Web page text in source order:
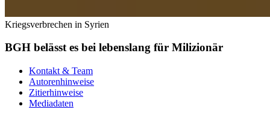
Kriegsverbrechen in Syrien
BGH belässt es bei lebenslang für Milizionär
Kontakt & Team
Autorenhinweise
Zitierhinweise
Mediadaten